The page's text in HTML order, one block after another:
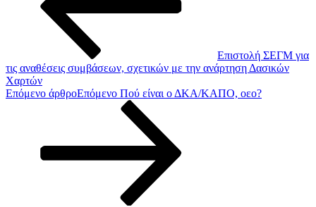
Επιστολή ΣΕΓΜ για
τις αναθέσεις συμβάσεων, σχετικών με την ανάρτηση Δασικών
Χαρτών
Επόμενο άρθροΕπόμενο Πού είναι ο ΔΚΑ/ΚΑΠΟ, οεο?